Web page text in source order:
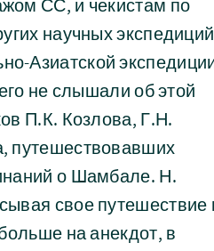
СС, и чекистам по
научных
Азиатской
не слышали об этой
П.К. Козлова, Г.Н.
путешествовавших
о Шамбале. Н.
свое путешествие
на анекдот, в